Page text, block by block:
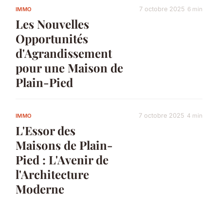
IMMO
Les Nouvelles
Opportunités
d'Agrandissement
pour une Maison de
Plain-Pied
7 octobre 2025 6 min
IMMO
L'Essor des
Maisons de Plain-
Pied : L'Avenir de
l'Architecture
Moderne
7 octobre 2025 4 min